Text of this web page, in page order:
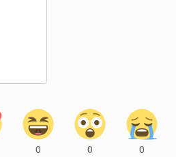
0 0 0